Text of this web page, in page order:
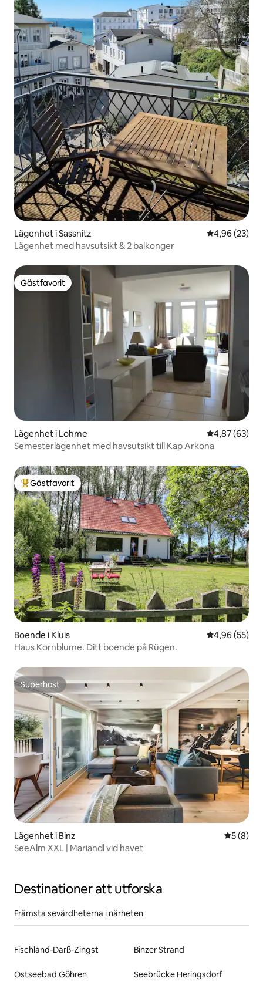
Lägenhet i Sassnitz 4,96 av 5 i
4,96 (23)
Lägenhet med havsutsikt & 2 balkonger
Gästfavorit
Gästfavorit
Lägenhet i Lohme 4,87 av 5 i
4,87 (63)
Semesterlägenhet med havsutsikt till Kap Arkona
Populär gästfavorit
Gästfavorit
Boende i Kluis 4,96 av 5 i
4,96 (55)
Haus Kornblume. Ditt boende på Rügen.
Superhost
Superhost
Lägenhet i Binz 5 av 5 i
5 (8)
SeeAlm XXL | Mariandl vid havet
Destinationer att utforska
Främsta sevärdheterna i närheten
Fischland-Darß-Zingst Binzer Strand
Ostseebad Göhren Seebrücke Heringsdorf